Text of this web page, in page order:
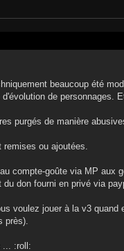
beaucoup été
de personnages.
purgés de manière
remises ou ajoutées.
compte-goûte via MP aux
don fourni en privé via
voulez jouer à la v3
près).
... :roll: